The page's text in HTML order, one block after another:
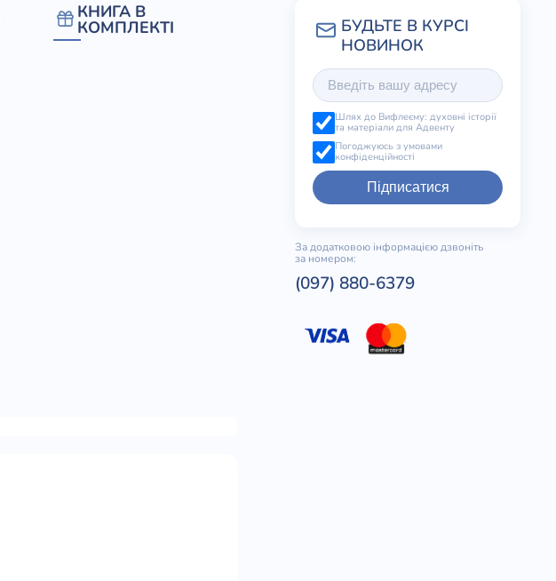
КНИГА В
КОМПЛЕКТІ
Шлях до Вифлеєму: духовні історії
та матеріали для Адвенту
Погоджуюсь з умовами
конфіденційності
Підписатися
За додатковою інформацією дзвоніть
за номером:
(097) 880-6379